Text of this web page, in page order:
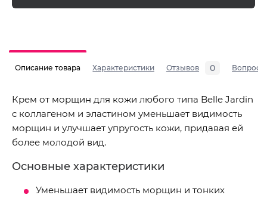
Описание товара Характеристики Отзывов 0 Вопросы
Крем от морщин для кожи любого типа Belle Jardin
с коллагеном и эластином уменьшает видимость
морщин и улучшает упругость кожи, придавая ей
более молодой вид.
Основные характеристики
Уменьшает видимость морщин и тонких